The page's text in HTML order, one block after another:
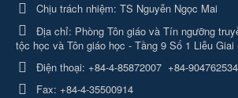
Chịu trách nhiệm: TS Nguyễn Ngọc Mai
Địa chỉ: Phòng Tôn giáo và Tín ngưỡng
tộc học và Tôn giáo học - Tầng 9 Số 1 Liễu Giai
Điện thoại: +84-4-85872007 +84-904762534
Fax: +84-4-35500914